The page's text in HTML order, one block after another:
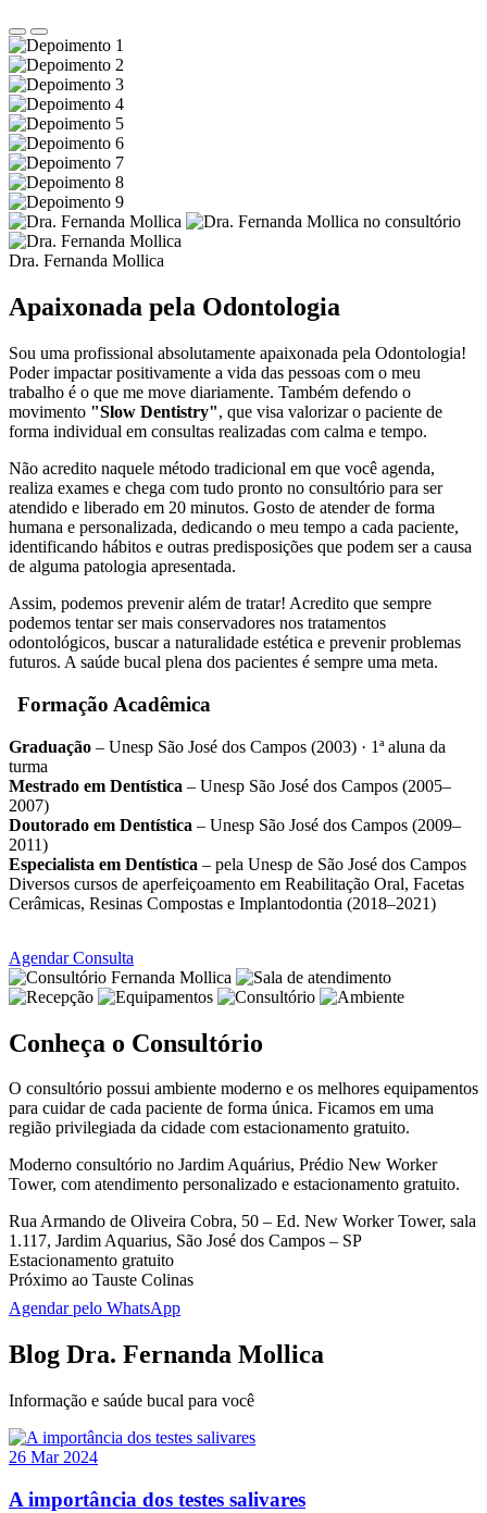
Dra. Fernanda Mollica
Apaixonada pela Odontologia
Sou uma profissional absolutamente apaixonada pela Odontologia!
Poder impactar positivamente a vida das pessoas com o meu
trabalho é o que me move diariamente. Também defendo o
movimento "Slow Dentistry", que visa valorizar o paciente de
forma individual em consultas realizadas com calma e tempo.
Não acredito naquele método tradicional em que você agenda,
realiza exames e chega com tudo pronto no consultório para ser
atendido e liberado em 20 minutos. Gosto de atender de forma
humana e personalizada, dedicando o meu tempo a cada paciente,
identificando hábitos e outras predisposições que podem ser a causa
de alguma patologia apresentada.
Assim, podemos prevenir além de tratar! Acredito que sempre
podemos tentar ser mais conservadores nos tratamentos
odontológicos, buscar a naturalidade estética e prevenir problemas
futuros. A saúde bucal plena dos pacientes é sempre uma meta.
Formação Acadêmica
Graduação – Unesp São José dos Campos (2003) · 1ª aluna da
turma
Mestrado em Dentística – Unesp São José dos Campos (2005–
2007)
Doutorado em Dentística – Unesp São José dos Campos (2009–
2011)
Especialista em Dentística – pela Unesp de São José dos Campos
Diversos cursos de aperfeiçoamento em Reabilitação Oral, Facetas
Cerâmicas, Resinas Compostas e Implantodontia (2018–2021)
Agendar Consulta
Conheça o Consultório
O consultório possui ambiente moderno e os melhores equipamentos
para cuidar de cada paciente de forma única. Ficamos em uma
região privilegiada da cidade com estacionamento gratuito.
Moderno consultório no Jardim Aquárius, Prédio New Worker
Tower, com atendimento personalizado e estacionamento gratuito.
Rua Armando de Oliveira Cobra, 50 – Ed. New Worker Tower, sala
1.117, Jardim Aquarius, São José dos Campos – SP
Estacionamento gratuito
Próximo ao Tauste Colinas
Agendar pelo WhatsApp
Blog Dra. Fernanda Mollica
Informação e saúde bucal para você
26 Mar 2024
A importância dos testes salivares